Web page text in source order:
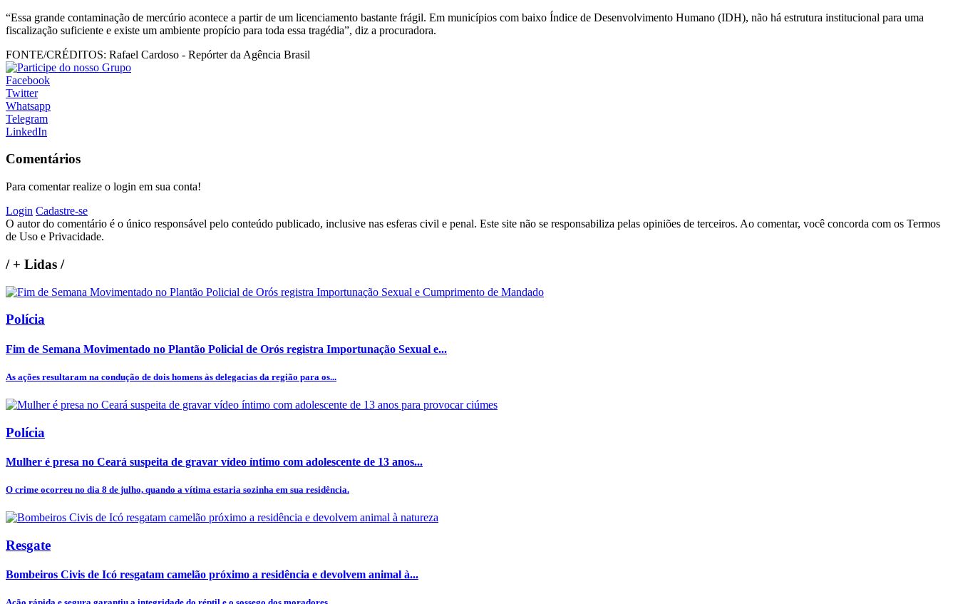
“Essa grande contaminação de mercúrio acontece a partir de um licenciamento bastante frágil. Em municípios com baixo Índice de Desenvolvimento Humano (IDH), não há estrutura institucional para uma
fiscalização suficiente e existe um ambiente propício para toda essa tragédia”, diz a procuradora.
FONTE/CRÉDITOS: Rafael Cardoso - Repórter da Agência Brasil
Facebook
Twitter
Whatsapp
Telegram
LinkedIn
Comentários
Para comentar realize o login em sua conta!
Login Cadastre-se
O autor do comentário é o único responsável pelo conteúdo publicado, inclusive nas esferas civil e penal. Este site não se responsabiliza pelas opiniões de terceiros. Ao comentar, você concorda com os Termos
de Uso e Privacidade.
/+ Lidas /
Polícia
Fim de Semana Movimentado no Plantão Policial de Orós registra Importunação Sexual e...
As ações resultaram na condução de dois homens às delegacias da região para os...
Polícia
Mulher é presa no Ceará suspeita de gravar vídeo íntimo com adolescente de 13 anos...
O crime ocorreu no dia 8 de julho, quando a vítima estaria sozinha em sua residência.
Resgate
Bombeiros Civis de Icó resgatam camelão próximo a residência e devolvem animal à...